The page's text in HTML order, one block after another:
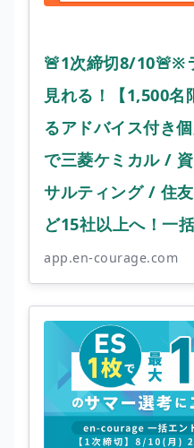
🚨1次締切8/10🚨※
見れる！【1,500名
るアドバイス付き
で三菱ケミカル /
サルティング / 住
ど15社以上へ！一
app.en-courage.com